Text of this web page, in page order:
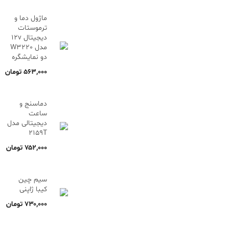
ماژول دما و
ترموستات
دیجیتال 12v
مدل W3220
دو نمایشگره
۵۶۳,۰۰۰ تومان
دماسنج و
ساعت
دیجیتالی مدل
2159T
۷۵۲,۰۰۰ تومان
سیم چین
کیبا ژاپنی
۷۳۰,۰۰۰ تومان